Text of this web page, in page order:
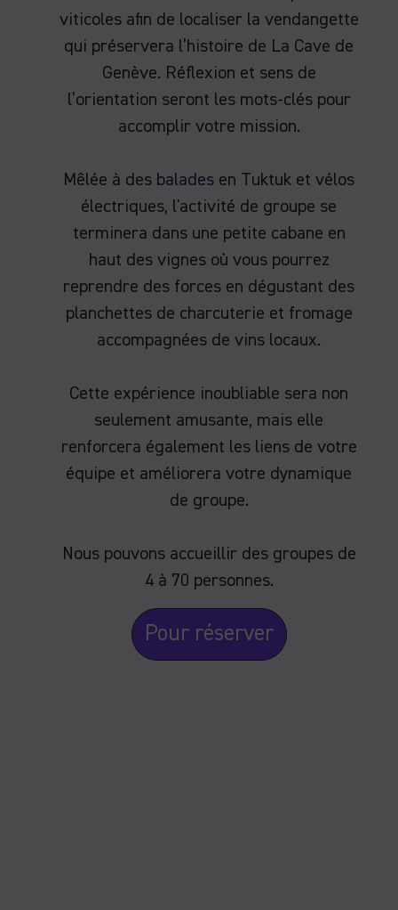
viticoles afin de localiser la vendangette
qui préservera l’histoire de La Cave de
Genève. Réflexion et sens de
l’orientation seront les mots-clés pour
accomplir votre mission.
Mêlée à des balades en Tuktuk et vélos
électriques, l'activité de groupe se
terminera dans une petite cabane en
haut des vignes où vous pourrez
reprendre des forces en dégustant des
planchettes de charcuterie et fromage
accompagnées de vins locaux.
Cette expérience inoubliable sera non
seulement amusante, mais elle
renforcera également les liens de votre
équipe et améliorera votre dynamique
de groupe.
Nous pouvons accueillir des groupes de
4 à 70 personnes.
Pour réserver